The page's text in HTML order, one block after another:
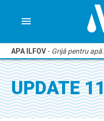
menu
APA ILFOV - Grijă pentru
UPDATE